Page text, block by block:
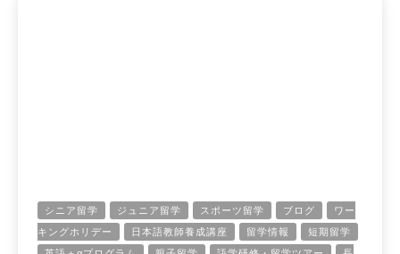
シニア留学 ジュニア留学 スポーツ留学 ブログ
ワー
キングホリデー
日本語教師養成講座 留学情報
短期留学